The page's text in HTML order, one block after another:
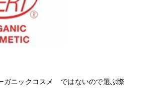
ガニックコスメ ではないので選ぶ際